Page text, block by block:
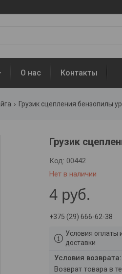
О нас Контакты
Грузик сцепления бензопилы
Грузик
Нет в наличии
Код: 00442
4 руб.
+375 (29) 666-62-38
Условия оплаты
доставки
возврат товара в